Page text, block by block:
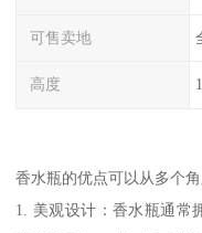
可售卖地
高度
香水瓶的优点可以从多个角
1. 美观设计：香水瓶通常